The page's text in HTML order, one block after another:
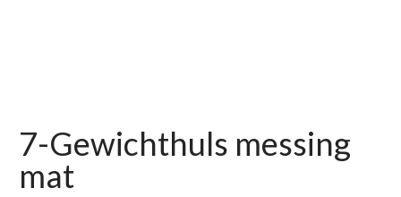
7-Gewichthuls messing
mat